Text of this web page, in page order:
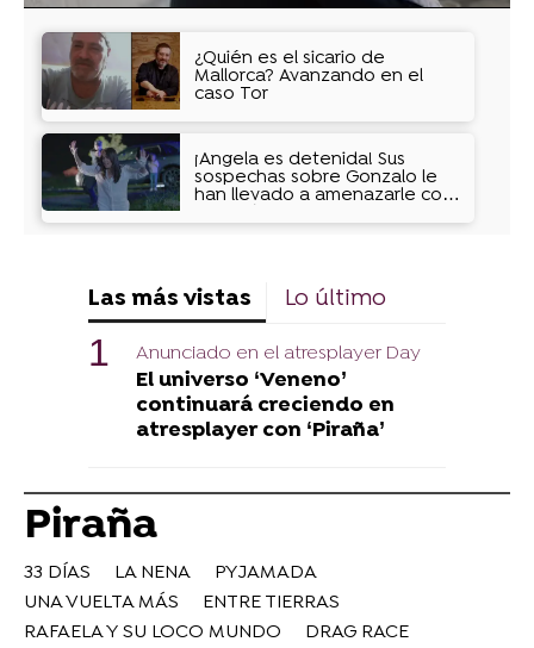
¿Quién es el sicario de
Mallorca? Avanzando en el
caso Tor
¡Ángela es detenida! Sus
sospechas sobre Gonzalo le
han llevado a amenazarle con
Las más vistas Lo último
Anunciado en el atresplayer Day
El universo ‘Veneno’
continuará creciendo en
atresplayer con ‘Piraña’
Piraña
33 DÍAS LA NENA
PYJAMADA
UNA VUELTA MÁS
ENTRE TIERRAS
RAFAELA Y SU LOCO MUNDO
DRAG RACE